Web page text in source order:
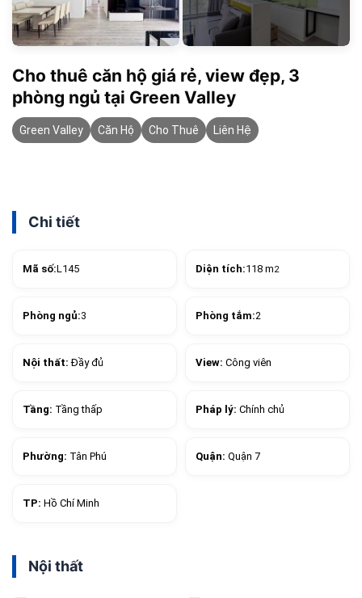
Cho thuê căn hộ giá rẻ, view đẹp, 3
phòng ngủ tại Green Valley
Green Valley Căn Hộ Cho Thuê Liên Hệ
Chi tiết
Mã số:L145 Diện tích:118 m2
Phòng ngủ:3 Phòng tắm:2
Nội thất:Đầy đủ View: Công viên
Tầng: Tầng thấp Pháp lý: Chính chủ
Phường: Tân Phú Quận: Quận 7
TP: Hồ Chí Minh
Nội thất